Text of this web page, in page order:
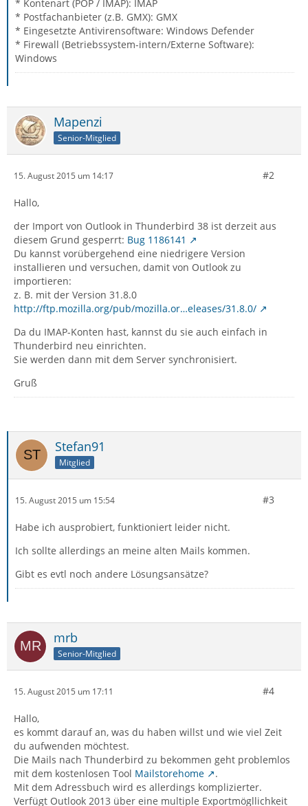
* Kontenart (POP / IMAP): IMAP
* Postfachanbieter (z.B. GMX): GMX
* Eingesetzte Antivirensoftware: Windows Defender
* Firewall (Betriebssystem-intern/Externe Software):
Windows
Mapenzi
Senior-Mitglied
15. August 2015 um 14:17 #2
Hallo,
der Import von Outlook in Thunderbird 38 ist derzeit aus
diesem Grund gesperrt: Bug 1186141
Du kannst vorübergehend eine niedrigere Version
installieren und versuchen, damit von Outlook zu
importieren:
z. B. mit der Version 31.8.0
http://ftp.mozilla.org/pub/mozilla.or…eleases/31.8.0/
Da du IMAP-Konten hast, kannst du sie auch einfach in
Thunderbird neu einrichten.
Sie werden dann mit dem Server synchronisiert.
Gruß
Stefan91
Mitglied
15. August 2015 um 15:54 #3
Habe ich ausprobiert, funktioniert leider nicht.
Ich sollte allerdings an meine alten Mails kommen.
Gibt es evtl noch andere Lösungsansätze?
mrb
Senior-Mitglied
15. August 2015 um 17:11 #4
Hallo,
es kommt darauf an, was du haben willst und wie viel Zeit
du aufwenden möchtest.
Die Mails nach Thunderbird zu bekommen geht problemlos
mit dem kostenlosen Tool Mailstorehome
.
Mit dem Adressbuch wird es allerdings komplizierter.
Verfügt Outlook 2013 über eine multiple Exportmögllichkeit